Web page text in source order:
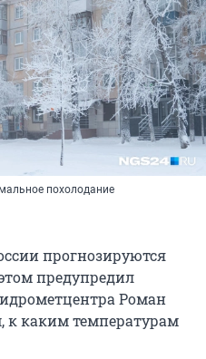
похолодание
прогнозируются
предупредил
Роман
к каким температурам